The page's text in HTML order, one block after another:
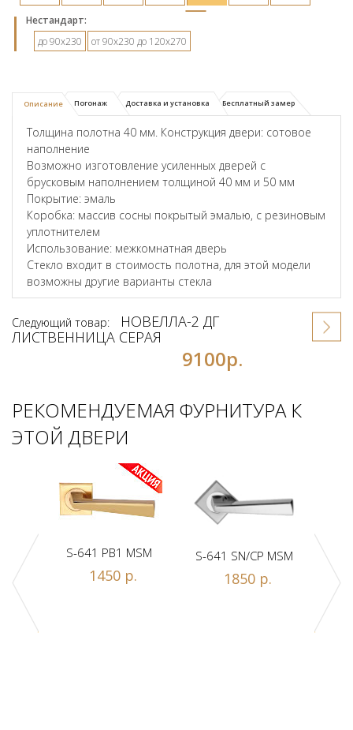
Hестандарт:
до 90х230
от 90х230 до 120х270
Описание Погонаж Доставка и установка Бесплатный замер
Толщина полотна 40 мм. Конструкция двери: сотовое
наполнение
Возможно изготовление усиленных дверей с
брусковым наполнением толщиной 40 мм и 50 мм
Покрытие: эмаль
Коробка: массив сосны покрытый эмалью, с резиновым
уплотнителем
Использование: межкомнатная дверь
Стекло входит в стоимость полотна, для этой модели
возможны другие варианты стекла
Следующий товар:
НОВЕЛЛА-2 ДГ
ЛИСТВЕННИЦА СЕРАЯ
9100р.
РЕКОМЕНДУЕМАЯ ФУРНИТУРА К
ЭТОЙ ДВЕРИ
A
S-641 PB1 MSM
1450 р.
S-641 SN/CP MSM
1850 р.